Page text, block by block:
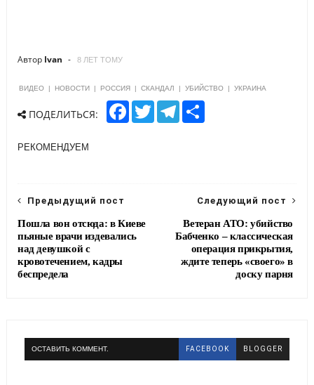
Автор Ivan 8 ЛЕТ ТОМУ
ВИДЕО НОВОСТИ РОССИЯ СКАНДАЛ УБИЙСТВО УКРАИНА
ПОДЕЛИТЬСЯ:
F
T
T
e
S
РЕКОМЕНДУЕМ
Следующий пост
Ветеран АТО: убийство
Бабченко – классическая
операция прикрытия,
ждите теперь «своего» в
доску парня
Предыдущий пост
Пошла вон отсюда: в Киеве
пьяные врачи издевались
над девушкой с
кровотечением, кадры
беспредела
ОСТАВИТЬ КОММЕНТ. FACEBOOK BLOGGER